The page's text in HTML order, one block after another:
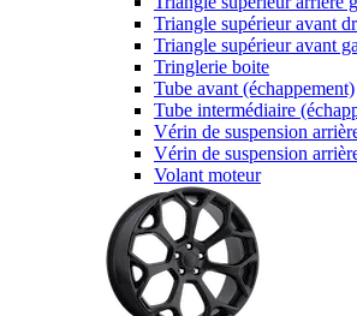
Triangle supérieur avant
Triangle supérieur avant
Tringlerie boite
Tube avant (échappement)
Tube intermédiaire
Vérin de suspension
Vérin de suspension
Volant moteur